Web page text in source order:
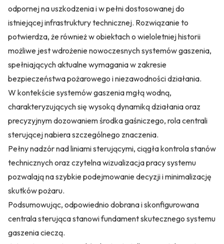
odpornej na uszkodzenia i w pełni dostosowanej do
istniejącej infrastruktury technicznej. Rozwiązanie to
potwierdza, że również w obiektach o wieloletniej historii
możliwe jest wdrożenie nowoczesnych systemów gaszenia,
spełniających aktualne wymagania w zakresie
bezpieczeństwa pożarowego i niezawodności działania.
W kontekście systemów gaszenia mgłą wodną,
charakteryzujących się wysoką dynamiką działania oraz
precyzyjnym dozowaniem środka gaśniczego, rola centrali
sterującej nabiera szczególnego znaczenia.
Pełny nadzór nad liniami sterującymi, ciągła kontrola stanów
technicznych oraz czytelna wizualizacja pracy systemu
pozwalają na szybkie podejmowanie decyzji i minimalizację
skutków pożaru.
Podsumowując, odpowiednio dobrana i skonfigurowana
centrala sterująca stanowi fundament skutecznego systemu
gaszenia cieczą.